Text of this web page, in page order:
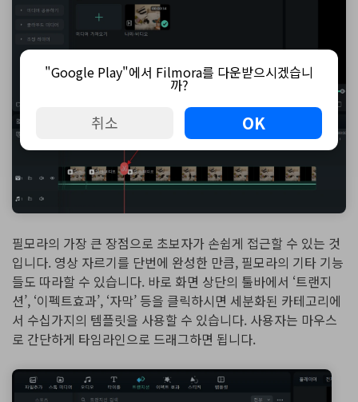
필모라의 가장 큰 장점으로 초보자가 손쉽게 접근할 수 있는 것
입니다. 영상 자르기를 단번에 완성한 만큼, 필모라의 기타 기능
들도 따라할 수 있습니다. 바로 화면 상단의 툴바에서 ‘트랜지
션’, ‘이펙트효과’, ‘자막’ 등을 클릭하시면 세분화된 카테고리에
서 수십가지의 템플릿을 사용할 수 있습니다. 사용자는 마우스
로 간단하게 타임라인으로 드래그하면 됩니다.
"Google Play"에서 Filmora를 다운받으시겠습니
까?
취소 OK